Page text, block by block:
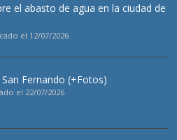
el abasto de agua en la ciudad de
el 12/07/2026
Fernando (+Fotos)
el 22/07/2026